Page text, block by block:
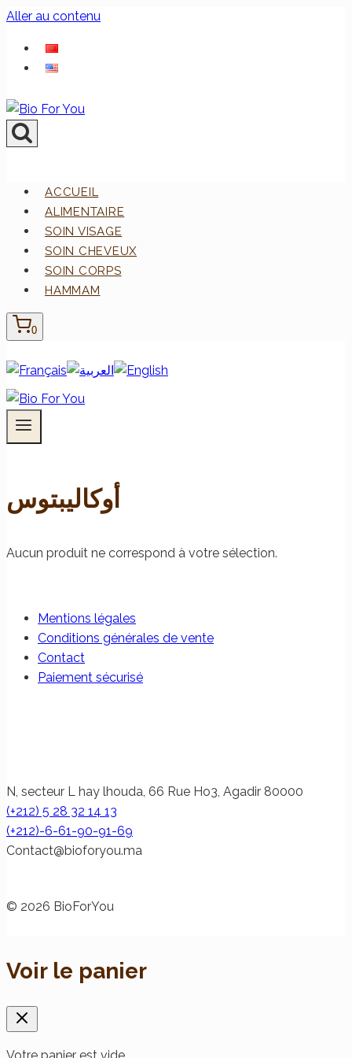
Aller au contenu
ACCUEIL
ALIMENTAIRE
SOIN VISAGE
SOIN CHEVEUX
SOIN CORPS
HAMMAM
0
أوكاليبتوس
Aucun produit ne correspond à votre sélection.
Mentions légales
Conditions générales de vente
Contact
Paiement sécurisé
N, secteur L hay lhouda, 66 Rue Ho3, Agadir 80000
(+212) 5 28 32 14 13
(+212)-6-61-90-91-69
am.uoyrofoib
@tcatnoC
© 2026 BioForYou
Voir le panier